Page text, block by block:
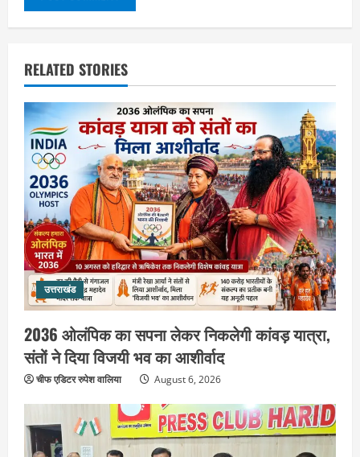
RELATED STORIES
उत्तराखंड
2036 ओलंपिक का सपना लेकर निकलेगी कांवड़ यात्रा,
संतों ने दिया विजयी भव का आशीर्वाद
चीफ एडिटर रुपेश वालिया August 6, 2026
2
उत्तराखंड
एसआईआर के तहत जारी किए जा रहे नोटिसों
परेशान करने का लगाया आरोप
August 6, 2026